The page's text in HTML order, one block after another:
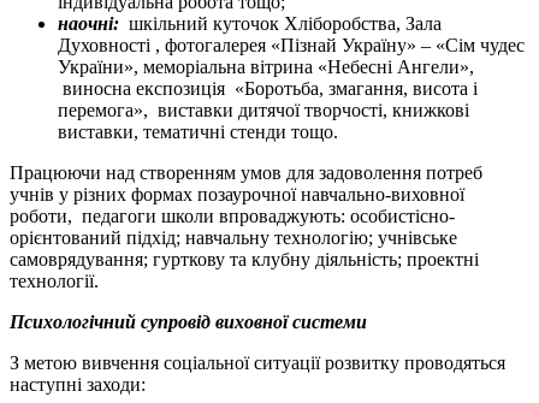
наочні: шкільний куточок Хліборобства, Зала
Духовності , фотогалерея «Пізнай Україну» – «Сім чудес
України», меморіальна вітрина «Небесні Ангели»,
виносна експозиція «Боротьба, змагання, висота і
перемога», виставки дитячої творчості, книжкові
виставки, тематичні стенди тощо.
Працюючи над створенням умов для задоволення потреб
учнів у різних формах позаурочної навчально-виховної
роботи, педагоги школи впроваджують: особистісно-
орієнтований підхід; навчальну технологію; учнівське
самоврядування; гурткову та клубну діяльність; проектні
технології.
Психологічний супровід виховної системи
З метою вивчення соціальної ситуації розвитку проводяться
наступні заходи: